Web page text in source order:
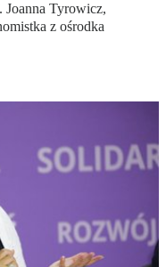
Joanna Tyrowicz,
z ośrodka